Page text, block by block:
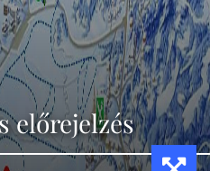
előrejelzés